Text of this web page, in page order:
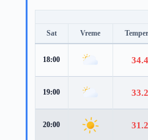
Sat Vreme
18:00
19:00
20:00